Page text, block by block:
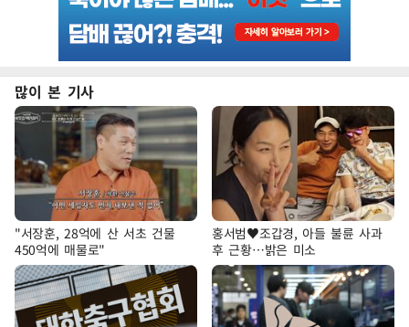
많이 본 기사
"서장훈, 28억에 산 서초 건물
450억에 매물로"
홍서범♥조갑경, 아들 불륜 사과
후 근황…밝은 미소